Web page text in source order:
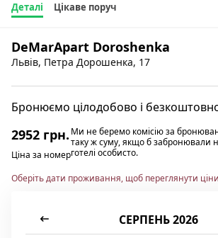
Деталі Цікаве поруч
DeMarApart Doroshenka
Львів, Петра Дорошенка, 17
Бронюємо цілодобово і
2952 грн.
Ціна за номер
Ми не беремо комісію за
таку ж суму, якщо б забронювали
готелі особисто.
Оберіть дати проживання, щоб переглянути
СЕРПЕНЬ 2026